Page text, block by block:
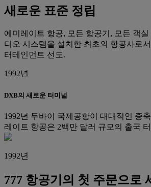
새로운 표준 정립
에미레이트 항공, 모든 항공기, 모든 객실
디오 시스템을 설치한 최초의 항공사로
터테인먼트 선도.
1992년
DXB의 새로운 터미널
1992년 두바이 국제공항이 대대적인 증
레이트 항공은 2백만 달러 규모의 출국
1992년
777 항공기의 첫 주문으로